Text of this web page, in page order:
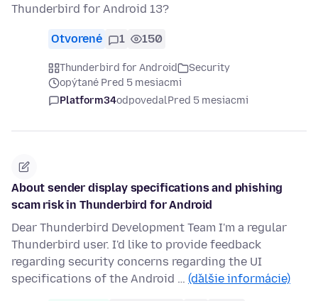
Thunderbird for Android 13?
Otvorené 1 150
Thunderbird for Android
Security
opýtané Pred 5 mesiacmi
Platform34odpovedalPred 5 mesiacmi
About sender display specifications and phishing
scam risk in Thunderbird for Android
Dear Thunderbird Development Team I'm a regular
Thunderbird user. I'd like to provide feedback
regarding security concerns regarding the UI
specifications of the Android … (ďalšie informácie)